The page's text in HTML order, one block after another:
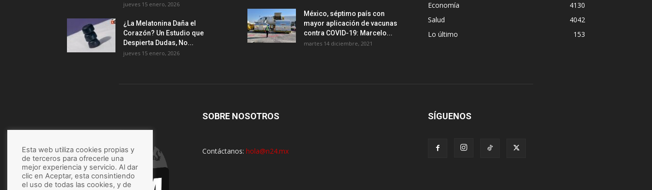
jueves 15 enero, 2026
¿La Melatonina Daña el
Corazón? Un Estudio que
Despierta Dudas, No...
jueves 15 enero, 2026
México, séptimo país con
mayor aplicación de vacunas
contra COVID-19: Marcelo...
martes 14 diciembre, 2021
Economía
4130
Salud
4042
Lo último
153
SOBRE NOSOTROS
Contáctanos: hola@n24.mx
SÍGUENOS
Esta web utiliza cookies propias y
de terceros para ofrecerle una
mejor experiencia y servicio. Al dar
clic en Aceptar, esta consintiendo
el uso de todas las cookies, y de